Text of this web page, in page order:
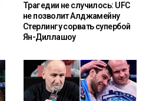
Трагедии не случилось: UFC
не позволит Алджамейну
Стерлингу сорвать супербой
Ян-Диллашоу